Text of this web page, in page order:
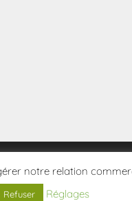
Politique de confidentialité
notre relation
Refuser Réglages